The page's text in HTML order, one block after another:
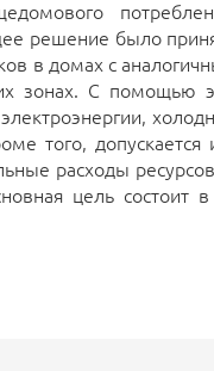
решение было
в домах с
зонах. С помощью
того,
расходы
цель состоит